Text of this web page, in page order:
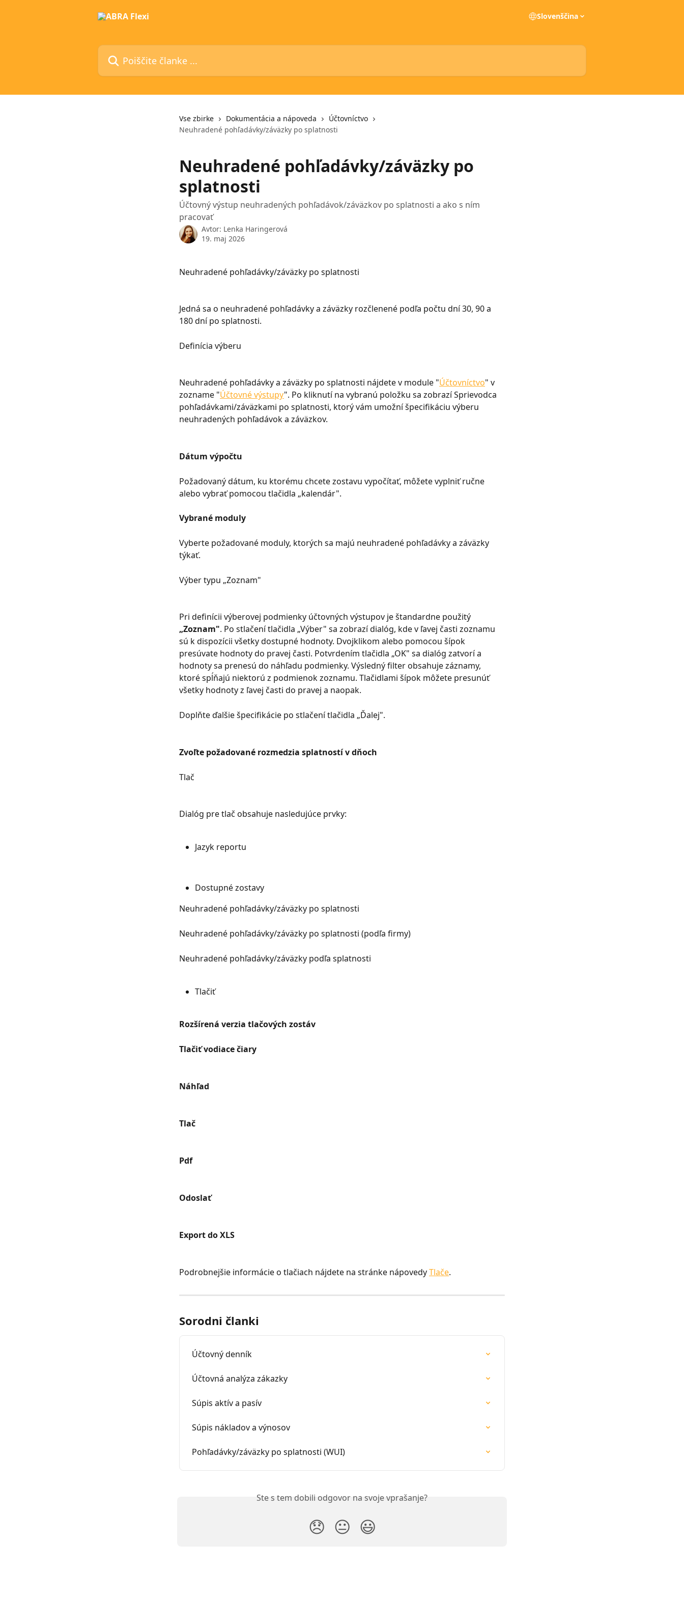
Slovenščina
Poiščite članke ...
Vse zbirke Dokumentácia a nápoveda
Účtovníctvo
Neuhradené pohľadávky/záväzky po splatnosti
Neuhradené pohľadávky/záväzky po
splatnosti
Účtovný výstup neuhradených pohľadávok/záväzkov po splatnosti a ako s ním
pracovať
Avtor: Lenka Haringerová
19. maj 2026
Neuhradené pohľadávky/záväzky po splatnosti
Jedná sa o neuhradené pohľadávky a záväzky rozčlenené podľa počtu dní 30, 90 a
180 dní po splatnosti.
Definícia výberu
Neuhradené pohľadávky a záväzky po splatnosti nájdete v module "Účtovníctvo" v
zozname "Účtovné výstupy". Po kliknutí na vybranú položku sa zobrazí Sprievodca
pohľadávkami/záväzkami po splatnosti, ktorý vám umožní špecifikáciu výberu
neuhradených pohľadávok a záväzkov.
Dátum výpočtu
Požadovaný dátum, ku ktorému chcete zostavu vypočítať, môžete vyplniť ručne
alebo vybrať pomocou tlačidla „kalendár".
Vybrané moduly
Vyberte požadované moduly, ktorých sa majú neuhradené pohľadávky a záväzky
týkať.
Výber typu „Zoznam"
Pri definícii výberovej podmienky účtovných výstupov je štandardne použitý
„Zoznam". Po stlačení tlačidla „Výber" sa zobrazí dialóg, kde v ľavej časti zoznamu
sú k dispozícii všetky dostupné hodnoty. Dvojklikom alebo pomocou šípok
presúvate hodnoty do pravej časti. Potvrdením tlačidla „OK" sa dialóg zatvorí a
hodnoty sa prenesú do náhľadu podmienky. Výsledný filter obsahuje záznamy,
ktoré spĺňajú niektorú z podmienok zoznamu. Tlačidlami šípok môžete presunúť
všetky hodnoty z ľavej časti do pravej a naopak.
Doplňte ďalšie špecifikácie po stlačení tlačidla „Ďalej".
Zvoľte požadované rozmedzia splatností v dňoch
Tlač
Dialóg pre tlač obsahuje nasledujúce prvky:
Jazyk reportu
Dostupné zostavy
Neuhradené pohľadávky/záväzky po splatnosti
Neuhradené pohľadávky/záväzky po splatnosti (podľa firmy)
Neuhradené pohľadávky/záväzky podľa splatnosti
Tlačiť
Rozšírená verzia tlačových zostáv
Tlačiť vodiace čiary
Náhľad
Tlač
Pdf
Odoslať
Export do XLS
Podrobnejšie informácie o tlačiach nájdete na stránke nápovedy Tlače.
Sorodni članki
Účtovný denník
Účtovná analýza zákazky
Súpis aktív a pasív
Súpis nákladov a výnosov
Pohľadávky/záväzky po splatnosti (WUI)
Ste s tem dobili odgovor na svoje vprašanje?
😞 😐 😃